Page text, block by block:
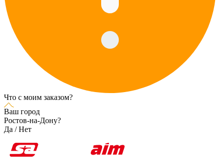
Что с моим заказом?
Ваш город
Ростов-на-Дону?
Да /Нет